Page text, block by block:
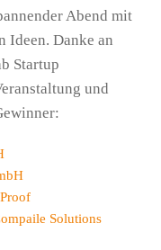
Abend mit
Ideen. Danke an
Startup
und
Solutions